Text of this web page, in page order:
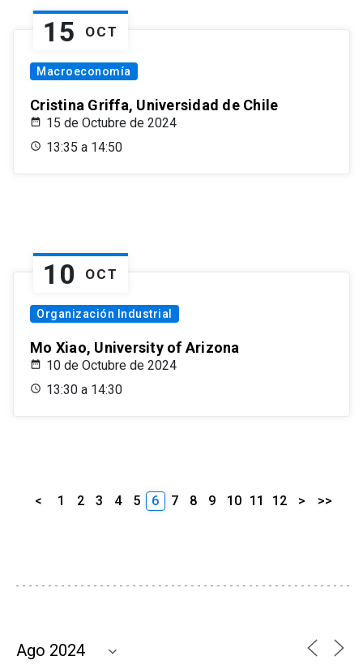
15 OCT
Macroeconomía
Cristina Griffa, Universidad de Chile
15 de Octubre de 2024
13:35 a 14:50
10 OCT
Organización Industrial
Mo Xiao, University of Arizona
10 de Octubre de 2024
13:30 a 14:30
< 1 2 3 4 5 6 7 8 9 10 11 12 > >>